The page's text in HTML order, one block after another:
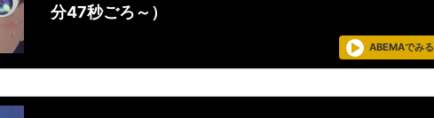
分47秒ごろ～）
ABEMAでみる